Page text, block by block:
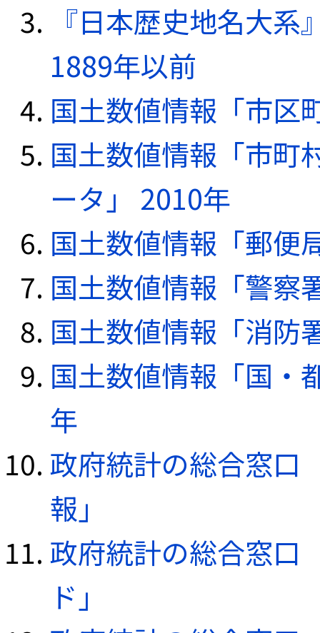
『日本歴史地名大
1889年以前
国土数値情報「市区
国土数値情報「市町
ータ」 2010年
国土数値情報「郵便
国土数値情報「警察
国土数値情報「消防
国土数値情報「国・
年
政府統計の総合窓口
報」
政府統計の総合窓口
ド」